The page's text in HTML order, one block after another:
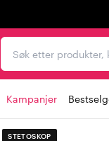
Søk etter
Kampanjer
STETOSKOP